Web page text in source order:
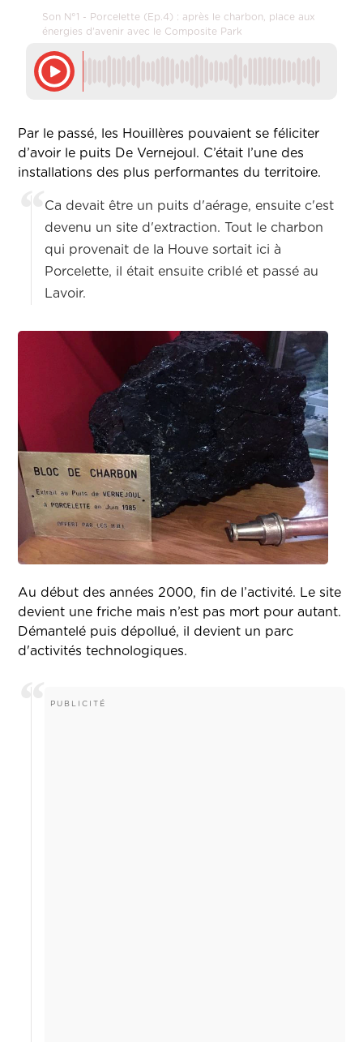
Son N°1 - Porcelette (Ep.4) : après le charbon, place aux
énergies d'avenir avec le Composite Park
Par le passé, les Houillères pouvaient se féliciter
d’avoir le puits De Vernejoul. C’était l’une des
installations des plus performantes du territoire.
Ca devait être un puits d'aérage, ensuite c'est
devenu un site d'extraction. Tout le charbon
qui provenait de la Houve sortait ici à
Porcelette, il était ensuite criblé et passé au
Lavoir.
Au début des années 2000, fin de l’activité. Le site
devient une friche mais n’est pas mort pour autant.
Démantelé puis dépollué, il devient un parc
d'activités technologiques.